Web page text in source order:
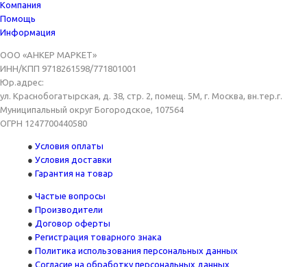
Компания
Помощь
Информация
ООО «АНКЕР МАРКЕТ»
ИНН/КПП 9718261598/771801001
Юр.адрес:
ул. Краснобогатырская, д. 38, стр. 2, помещ. 5М, г. Москва, вн.тер.г.
Муниципальный округ Богородское, 107564
ОГРН 1247700440580
Условия оплаты
Условия доставки
Гарантия на товар
Частые вопросы
Производители
Договор оферты
Регистрация товарного знака
Политика использования персональных данных
Согласие на обработку персональных данных